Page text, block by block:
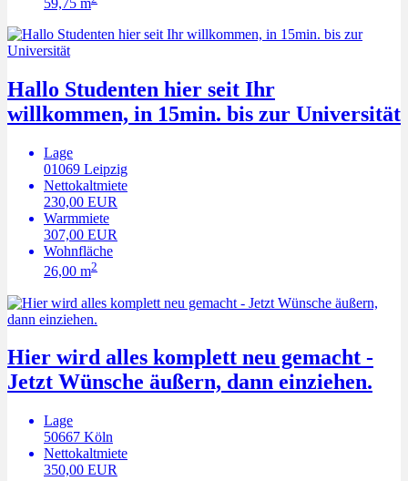
59,75 m
Hallo Studenten hier seit Ihr
willkommen, in 15min. bis zur Universität
Lage
01069 Leipzig
Nettokaltmiete
230,00 EUR
Warmmiete
307,00 EUR
Wohnfläche
26,00 m2
Hier wird alles komplett neu gemacht -
Jetzt Wünsche äußern, dann einziehen.
Lage
50667 Köln
Nettokaltmiete
350,00 EUR